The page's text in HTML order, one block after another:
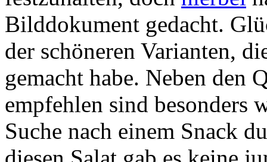
Bilddokument gedacht.
der schöneren Varianten,
gemacht habe. Neben den
empfehlen sind besonders
Suche nach einem Snack